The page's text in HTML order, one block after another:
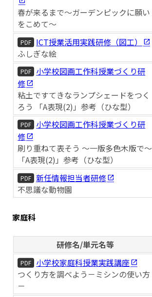
春が来るまで～ガーデンピックに願い
をこめて～
PDF
ICT授業活用実践研修（図工）
ふしぎな絵
PDF
小学校図画工作科授業づくり研
修
粘土ですてきなランプシェードをつく
ろう 「A表現(2)」参考（ひな型）
PDF
小学校図画工作科授業づくり研
修
刷り重ねて表そう ～一版多色木版で～
「A表現(2)」参考（ひな型）
PDF
新任情報担当者研修
不思議な動物園
家庭科
研修名/単元名等
PDF
小学校家庭科授業実践講座
つくり方を調べよう－ミシンの使い方
－